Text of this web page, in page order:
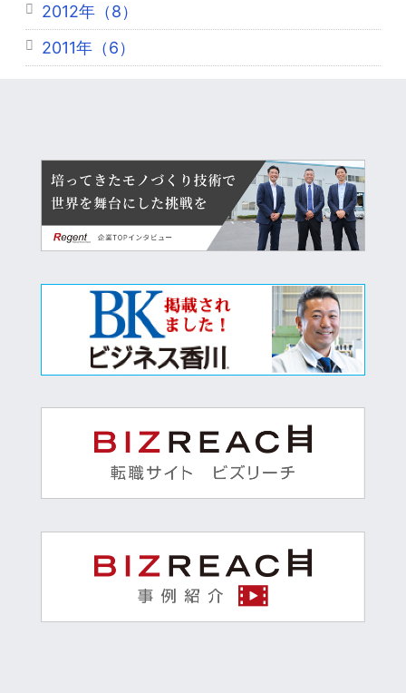
2012年（8）
2011年（6）